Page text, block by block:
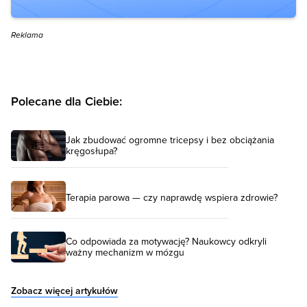
Reklama
Polecane dla Ciebie:
Jak zbudować ogromne tricepsy i bez obciążania
kręgosłupa?
Terapia parowa — czy naprawdę wspiera zdrowie?
Co odpowiada za motywację? Naukowcy odkryli
ważny mechanizm w mózgu
Zobacz więcej artykułów